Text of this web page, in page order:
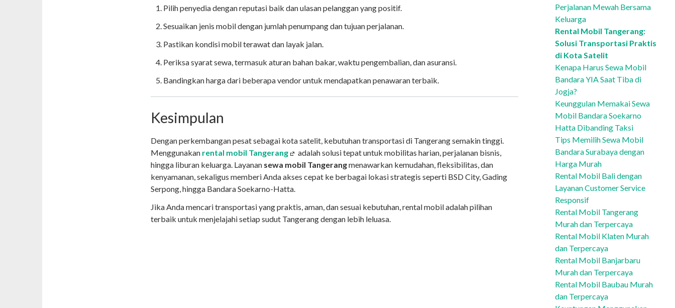
Pilih penyedia dengan reputasi baik dan ulasan pelanggan yang positif.
Sesuaikan jenis mobil dengan jumlah penumpang dan tujuan perjalanan.
Pastikan kondisi mobil terawat dan layak jalan.
Periksa syarat sewa, termasuk aturan bahan bakar, waktu pengembalian, dan asuransi.
Bandingkan harga dari beberapa vendor untuk mendapatkan penawaran terbaik.
Kesimpulan
Dengan perkembangan pesat sebagai kota satelit, kebutuhan transportasi di Tangerang semakin tinggi.
Menggunakan rental mobil Tangerang
adalah solusi tepat untuk mobilitas harian, perjalanan bisnis,
hingga liburan keluarga. Layanan sewa mobil Tangerangmenawarkan kemudahan, fleksibilitas, dan
kenyamanan, sekaligus memberi Anda akses cepat ke berbagai lokasi strategis seperti BSD City, Gading
Serpong, hingga Bandara Soekarno-Hatta.
Jika Anda mencari transportasi yang praktis, aman, dan sesuai kebutuhan, rental mobil adalah pilihan
terbaik untuk menjelajahi setiap sudut Tangerang dengan lebih leluasa.
Perjalanan Mewah Bersama
Keluarga
Rental Mobil Tangerang:
Solusi Transportasi Praktis
di Kota Satelit
Kenapa Harus Sewa Mobil
Bandara YIA Saat Tiba di
Jogja?
Keunggulan Memakai Sewa
Mobil Bandara Soekarno
Hatta Dibanding Taksi
Tips Memilih Sewa Mobil
Bandara Surabaya dengan
Harga Murah
Rental Mobil Bali dengan
Layanan Customer Service
Responsif
Rental Mobil Tangerang
Murah dan Terpercaya
Rental Mobil Klaten Murah
dan Terpercaya
Rental Mobil Banjarbaru
Murah dan Terpercaya
Rental Mobil Baubau Murah
dan Terpercaya